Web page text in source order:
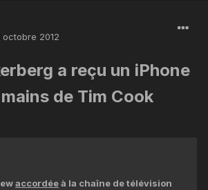
octobre 2012
a reçu un iPhone
de Tim Cook
accordéeà la chaîne de télévision